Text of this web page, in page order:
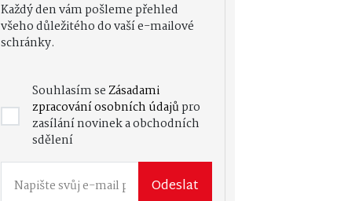
Každý den vám pošleme přehled
všeho důležitého do vaší e-mailové
schránky.
Souhlasím seZásadami
zpracování osobních údajůpro
zasílání novinek a obchodních
sdělení
Odeslat